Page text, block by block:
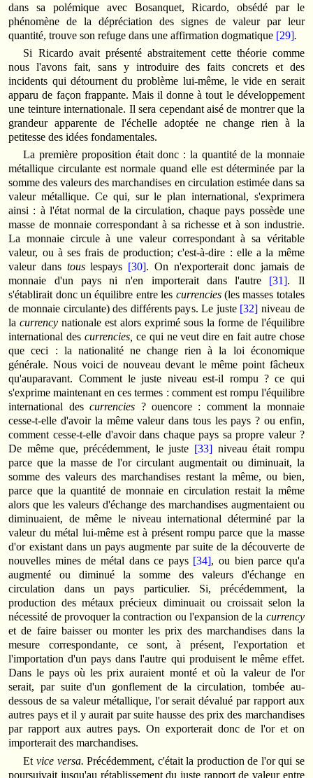
dans sa polémique avec Bosanquet, Ricardo, obsédé par le
phénomène de la dépréciation des signes de valeur par leur
quantité, trouve son refuge dans une affirmation dogmatique [29].
Si Ricardo avait présenté abstraitement cette théorie comme
nous l'avons fait, sans y introduire des faits concrets et des
incidents qui détournent du problème lui-même, le vide en serait
apparu de façon frappante. Mais il donne à tout le développement
une teinture interna­tio­nale. Il sera cependant aisé de montrer que la
grandeur apparente de l'échelle adoptée ne change rien à la
petitesse des idées fondamentales.
La première proposition était donc : la quantité de la monnaie
métallique circulante est normale quand elle est déterminée par la
somme des valeurs des marchandises en circulation estimée dans sa
valeur métallique. Ce qui, sur le plan international, s'exprimera
ainsi : à l'état normal de la circulation, chaque pays possède une
masse de monnaie correspondant à sa richesse et à son industrie.
La monnaie circule à une valeur correspondant à sa véritable
valeur, ou à ses frais de production; c'est-à-dire : elle a la même
valeur dans touslespays [30]. On n'exporterait donc jamais de
monnaie d'un pays ni n'en importerait dans l'autre [31]. Il
s'établirait donc un équilibre entre les currencies (les masses totales
de monnaie circulante) des différents pays. Le juste [32] niveau de
lacurrencynationale est alors exprimé sous la forme de l'équilibre
international descurrencies, ce qui ne veut dire en fait autre chose
que ceci : la nationalité ne change rien à la loi économique
générale. Nous voici de nouveau devant le même point fâcheux
qu'auparavant. Comment le juste niveau est-il rompu ? ce qui
s'exprime maintenant en ces termes : comment est rompu l'équilibre
international descurrencies ? ouencore : comment la monnaie
cesse-t-elle d'avoir la même valeur dans tous les pays ? ou enfin,
comment cesse-t-elle d'avoir dans chaque pays sa propre valeur ?
De même que, précédemment, le juste [33]niveau était rompu
parce que la masse de l'or circulant augmentait ou diminuait, la
somme des valeurs des marchandises restant la même, ou bien,
parce que la quantité de monnaie en circulation restait la même
alors que les valeurs d'échange des mar­chan­dises augmentaient ou
diminuaient, de même le niveau international déterminé par la
valeur du métal lui-même est à présent rompu parce que la masse
d'or existant dans un pays augmente par suite de la découverte de
nouvelles mines de métal dans ce pays [34], ou bien parce qu'a
augmenté ou diminué la somme des valeurs d'échange en
circulation dans un pays particulier. Si, précédemment, la
production des métaux précieux diminuait ou croissait selon la
nécessité de provoquer la contraction ou l'expansion de la currency
et de faire baisser ou monter les prix des marchandises dans la
mesure correspondante, ce sont, à présent, l'expor­tation et
l'importation d'un pays dans l'autre qui produisent le même effet.
Dans le pays où les prix auraient monté et où la valeur de l'or
serait, par suite d'un gonflement de la circulation, tombée au-
dessous de sa valeur métallique, l'or serait dévalué par rapport aux
autres pays et il y aurait par suite hausse des prix des marchandises
par rapport aux autres pays. On exporterait donc de l'or et on
importerait des marchandises.
Et vice versa.Précédemment, c'était la production de l'or qui se
poursuivait jusqu'au réta­blis­sement du juste rapport de valeur entre